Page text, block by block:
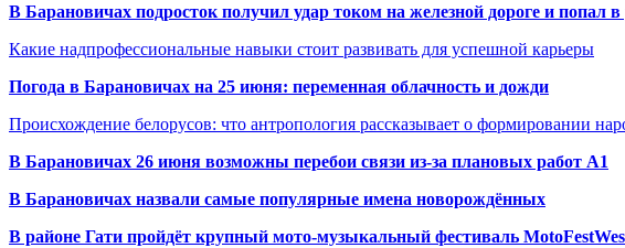
В Барановичах подросток получил удар током на железной дороге и попал
Какие надпрофессиональные навыки стоит развивать для успешной карьеры
Погода в Барановичах на 25 июня: переменная облачность и дожди
Происхождение белорусов: что антропология рассказывает о формировании
В Барановичах 26 июня возможны перебои связи из-за плановых работ A1
В Барановичах назвали самые популярные имена новорождённых
В районе Гати пройдёт крупный мото-музыкальный фестиваль